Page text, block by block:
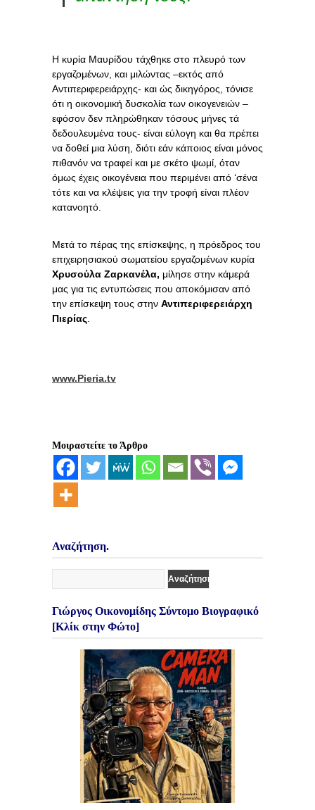
Η κυρία Μαυρίδου τάχθηκε στο πλευρό των
εργαζομένων, και μιλώντας –εκτός από
Αντιπεριφερειάρχης- και ώς δικηγόρος, τόνισε
ότι η οικονομική δυσκολία των οικογενειών –
εφόσον δεν πληρώθηκαν τόσους μήνες τά
δεδουλευμένα τους- είναι εύλογη και θα πρέπει
να δοθεί μια λύση, διότι εάν κάποιος είναι μόνος
πιθανόν να τραφεί και με σκέτο ψωμί, όταν
όμως έχεις οικογένεια που περιμένει από ‘σένα
τότε και να κλέψεις για την τροφή είναι πλέον
κατανοητό.
Μετά το πέρας της επίσκεψης, η πρόεδρος του
επιχειρησιακού σωματείου εργαζομένων κυρία
Χρυσούλα Ζαρκανέλα, μίλησε στην κάμερά
μας για τις εντυπώσεις που αποκόμισαν από
την επίσκεψη τους στην Αντιπεριφερειάρχη
Πιερίας
www.Pieria.tv
Μοιραστείτε το Άρθρο
Αναζήτηση.
Γιώργος Οικονομίδης Σύντομο Βιογραφικό
[Κλίκ στην Φώτο]